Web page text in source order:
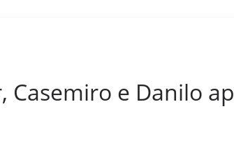
Casemiro e Danilo